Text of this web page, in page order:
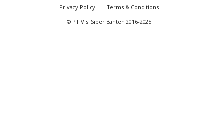
Privacy Policy
Terms & Conditions
© PT Visi Siber Banten 2016-2025